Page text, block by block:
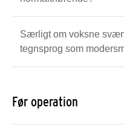
Særligt om voksne
tegnsprog som
Før operation